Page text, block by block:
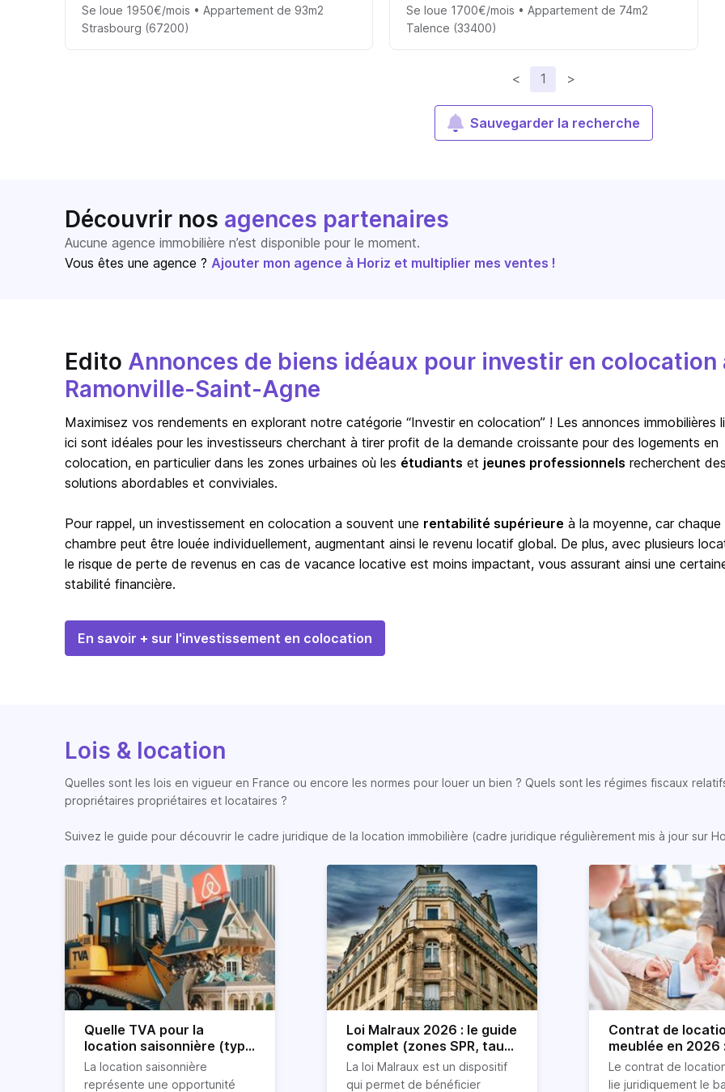
Se loue 1950€/mois • Appartement de 93m2
Strasbourg (67200)
Se loue 1700€/mois • Appartement de 74m2
Talence (33400)
< 1 >
Sauvegarder la recherche
Découvrir nos agences partenaires
Aucune agence immobilière n’est disponible pour le moment.
Vous êtes une agence ? Ajouter mon agence à Horiz et multiplier mes ventes !
Edito Annonces de biens idéaux pour investir en colocation
Ramonville-Saint-Agne
Maximisez vos rendements en explorant notre catégorie “Investir en colocation” ! Les annonces immobilières
ici sont idéales pour les investisseurs cherchant à tirer profit de la demande croissante pour des logements en
colocation, en particulier dans les zones urbaines où les étudiants et jeunes professionnels recherchent
solutions abordables et conviviales.
Pour rappel, un investissement en colocation a souvent une rentabilité supérieure à la moyenne, car chaque
chambre peut être louée individuellement, augmentant ainsi le revenu locatif global. De plus, avec plusieurs
le risque de perte de revenus en cas de vacance locative est moins impactant, vous assurant ainsi une
stabilité financière.
En savoir + sur l'investissement en colocation
Lois & location
Quelles sont les lois en vigueur en France ou encore les normes pour louer un bien ? Quels sont les régimes fiscaux
propriétaires propriétaires et locataires ?
Suivez le guide pour découvrir le cadre juridique de la location immobilière (cadre juridique régulièrement mis à jour sur
Quelle TVA pour la
location saisonnière (type
airbnb) ?
La location saisonnière
représente une opportunité
Loi Malraux 2026 : le guide
complet (zones SPR, taux,
conditions)
La loi Malraux est un dispositif
qui permet de bénéficier
Contrat de
meublée en 2026
détaillé !
Le contrat de
lie juridiquement le